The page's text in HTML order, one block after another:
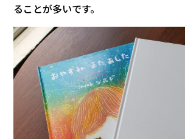
ることが多いです。